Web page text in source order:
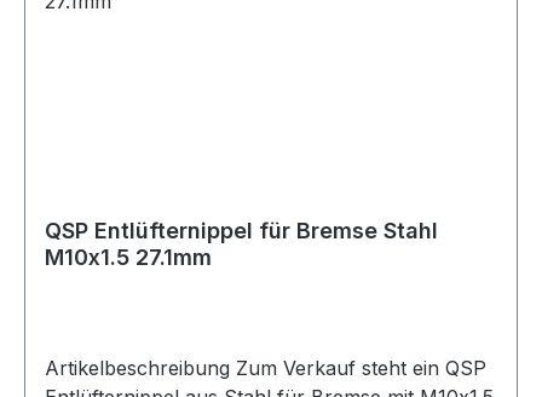
QSP Entlüfternippel für Bremse Stahl
M10x1.5 27.1mm
Artikelbeschreibung Zum Verkauf steht ein QSP